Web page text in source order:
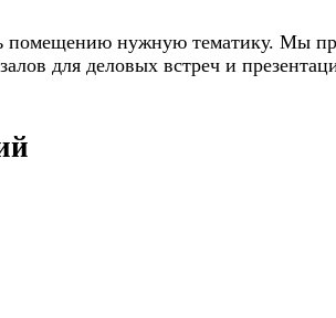
помещению нужную тематику. Мы
для деловых встреч и